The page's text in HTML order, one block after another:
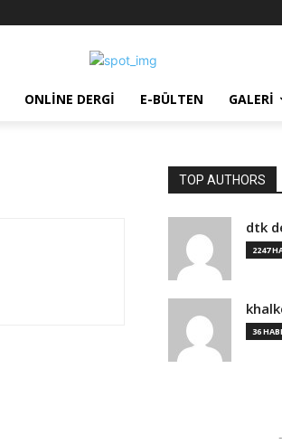
ONLINE DERGI E-BÜLTEN GALERI
TOP AUTHORS
dtk
2247
36